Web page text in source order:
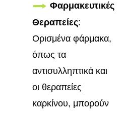
Φαρμακευτικές
Θεραπείες:
Ορισμένα φάρμακα,
όπως τα
αντισυλληπτικά και
οι θεραπείες
καρκίνου, μπορούν